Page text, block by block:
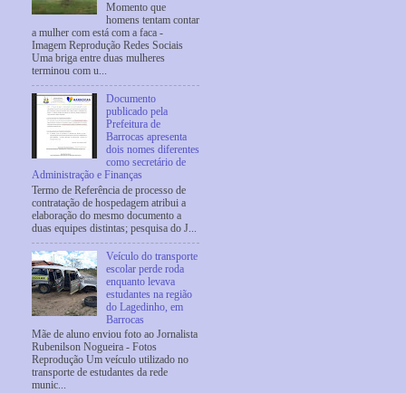
Momento que
homens tentam contar
a mulher com está com a faca -
Imagem Reprodução Redes Sociais
Uma briga entre duas mulheres
terminou com u...
Documento
publicado pela
Prefeitura de
Barrocas apresenta
dois nomes diferentes
como secretário de
Administração e Finanças
Termo de Referência de processo de
contratação de hospedagem atribui a
elaboração do mesmo documento a
duas equipes distintas; pesquisa do J...
Veículo do transporte
escolar perde roda
enquanto levava
estudantes na região
do Lagedinho, em
Barrocas
Mãe de aluno enviou foto ao Jornalista
Rubenilson Nogueira - Fotos
Reprodução Um veículo utilizado no
transporte de estudantes da rede
munic...